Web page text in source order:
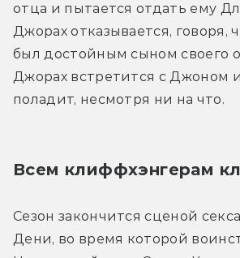
отца и пытается отдать ему
Джорах отказывается, говоря,
был достойным сыном своего
Джорах встретится с Джоном
поладит, несмотря ни на что.
Всем клиффхэнгерам
Сезон закончится сценой
Дени, во время которой